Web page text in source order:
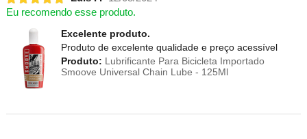
Eu recomendo esse produto.
Excelente produto.
Produto de excelente qualidade e preço acessível
Produto: Lubrificante Para Bicicleta Importado
Smoove Universal Chain Lube - 125Ml